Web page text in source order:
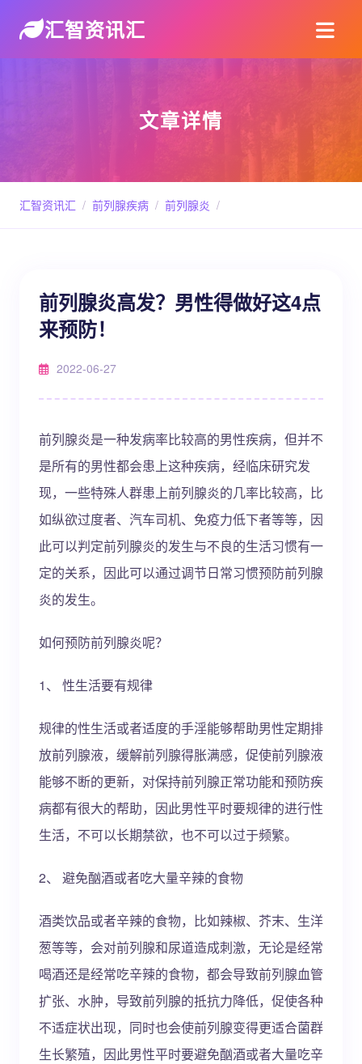
汇智资讯汇
文章详情
汇智资讯汇 / 前列腺疾病 / 前列腺炎 /
前列腺炎高发？男性得做好这4点
来预防！
2022-06-27
前列腺炎是一种发病率比较高的男性疾病，但并不
是所有的男性都会患上这种疾病，经临床研究发
现，一些特殊人群患上前列腺炎的几率比较高，比
如纵欲过度者、汽车司机、免疫力低下者等等，因
此可以判定前列腺炎的发生与不良的生活习惯有一
定的关系，因此可以通过调节日常习惯预防前列腺
炎的发生。
如何预防前列腺炎呢？
1、 性生活要有规律
规律的性生活或者适度的手淫能够帮助男性定期排
放前列腺液，缓解前列腺得胀满感，促使前列腺液
能够不断的更新，对保持前列腺正常功能和预防疾
病都有很大的帮助，因此男性平时要规律的进行性
生活，不可以长期禁欲，也不可以过于频繁。
2、 避免酗酒或者吃大量辛辣的食物
酒类饮品或者辛辣的食物，比如辣椒、芥末、生洋
葱等等，会对前列腺和尿道造成刺激，无论是经常
喝酒还是经常吃辛辣的食物，都会导致前列腺血管
扩张、水肿，导致前列腺的抵抗力降低，促使各种
不适症状出现，同时也会使前列腺变得更适合菌群
生长繁殖，因此男性平时要避免酗酒或者大量吃辛